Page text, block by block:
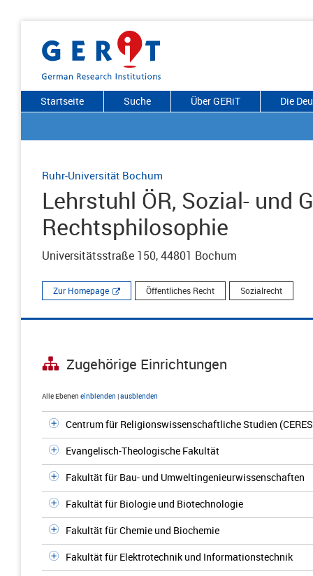
Startseite Suche Über GERiT Die
Ruhr-Universität Bochum
Lehrstuhl ÖR, Sozial- und
Rechtsphilosophie
Universitätsstraße 150, 44801 Bochum
Zur Homepage Öffentliches Recht Sozialrecht
Zugehörige Einrichtungen
Alle Ebenen einblenden |ausblenden
Centrum für Religionswissenschaftliche Studien
Evangelisch-Theologische Fakultät
Fakultät für Bau- und Umweltingenieurwissenschaften
Fakultät für Biologie und Biotechnologie
Fakultät für Chemie und Biochemie
Fakultät für Elektrotechnik und Informationstechnik